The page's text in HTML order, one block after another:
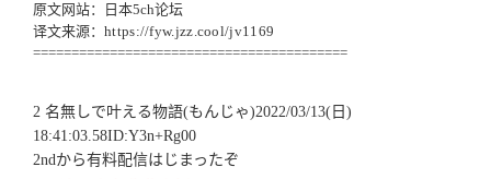
原文网站：日本5ch论坛
译文来源： https://fyw.jzz.cool/jv1169
=========================================
2 名無しで叶える物語(もんじゃ)2022/03/13(日)
18:41:03.58ID:Y3n+Rg00
2ndから有料配信はじまったぞ